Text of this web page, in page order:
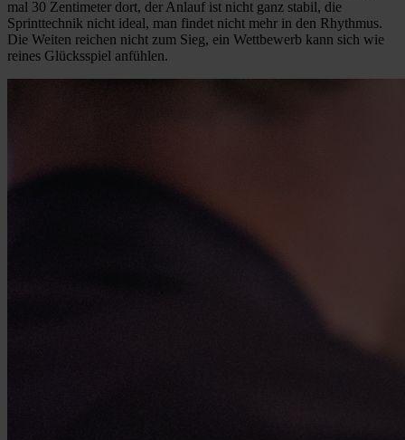
mal 30 Zentimeter dort, der Anlauf ist nicht ganz stabil, die
Sprinttechnik nicht ideal, man findet nicht mehr in den Rhythmus.
Die Weiten reichen nicht zum Sieg, ein Wettbewerb kann sich wie
reines Glücksspiel anfühlen.